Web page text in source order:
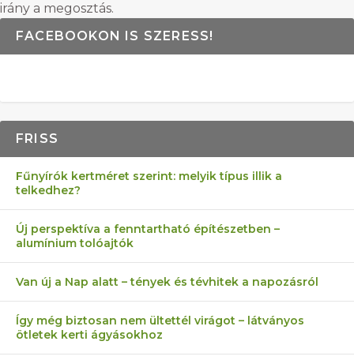
irány a megosztás.
FACEBOOKON IS SZERESS!
FRISS
Fűnyírók kertméret szerint: melyik típus illik a
telkedhez?
Új perspektíva a fenntartható építészetben –
alumínium tolóajtók
Van új a Nap alatt – tények és tévhitek a napozásról
Így még biztosan nem ültettél virágot – látványos
ötletek kerti ágyásokhoz